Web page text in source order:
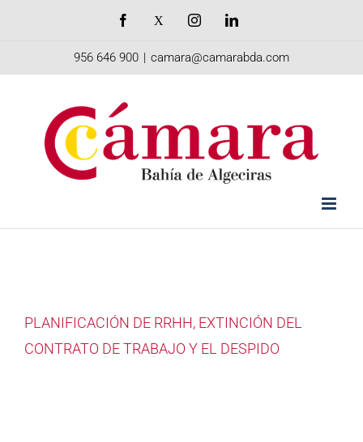
Facebook InstagramLinkedIn
956 646 900 | camara@camarabda.com
PLANIFICACIÓN DE RRHH, EXTINCIÓN DEL
CONTRATO DE TRABAJO Y EL DESPIDO